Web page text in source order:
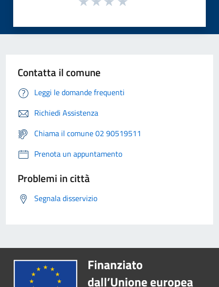
Contatta il comune
Leggi le domande frequenti
Richiedi Assistenza
Chiama il comune 02 90519511
Prenota un appuntamento
Problemi in città
Segnala disservizio